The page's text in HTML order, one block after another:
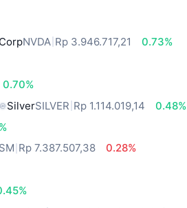
NVDA Rp 3.946.717,21
0.73%
0.70%
SilverSILVER Rp 1.114.019,14
0.48%
Rp 7.387.507,38
0.28%